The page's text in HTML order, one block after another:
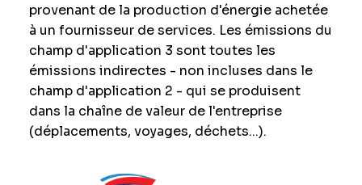
provenant de la production d'énergie achetée
à un fournisseur de services. Les émissions du
champ d'application 3 sont toutes les
émissions indirectes - non incluses dans le
champ d'application 2 - qui se produisent
dans la chaîne de valeur de l'entreprise
(déplacements, voyages, déchets...).